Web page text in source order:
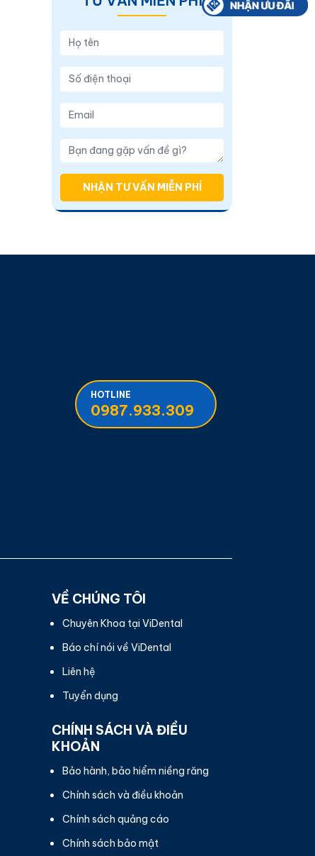
NHẬN TƯ VẤN MIỄN PHÍ
HOTLINE
0987.933.309
VỀ CHÚNG TÔI
Chuyên Khoa tại ViDental
Báo chí nói về ViDental
Liên hệ
Tuyển dụng
CHÍNH SÁCH VÀ ĐIỀU
KHOẢN
Bảo hành, bảo hiểm niềng răng
Chính sách và điều khoản
Chính sách quảng cáo
Chính sách bảo mật